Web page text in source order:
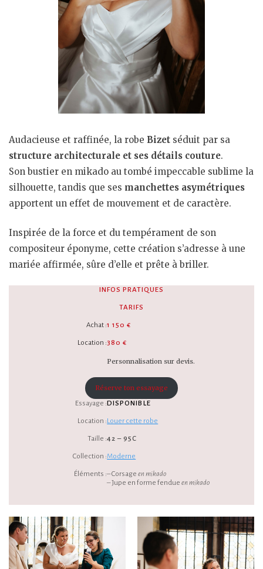
Audacieuse et raffinée, la robe Bizet séduit par sa
structure architecturale et ses détails couture.
Son bustier en mikado au tombé impeccable sublime la
silhouette, tandis que ses manchettes asymétriques
apportent un effet de mouvement et de caractère.
Inspirée de la force et du tempérament de son
compositeur éponyme, cette création s’adresse à une
mariée affirmée, sûre d’elle et prête à briller.
INFOS PRATIQUES
TARIFS
Achat :
Location :
1 150 €
380 €
Personnalisation sur devis.
Réserve ton essayage
Essayage :
Location :
Taille :
Collection :
Éléments :
DISPONIBLE
Louer cette robe
42 – 95C
Moderne
– Corsageen mikado
– Jupe en forme fendueen mikado